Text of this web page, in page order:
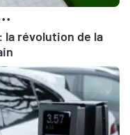
••
révolution de la